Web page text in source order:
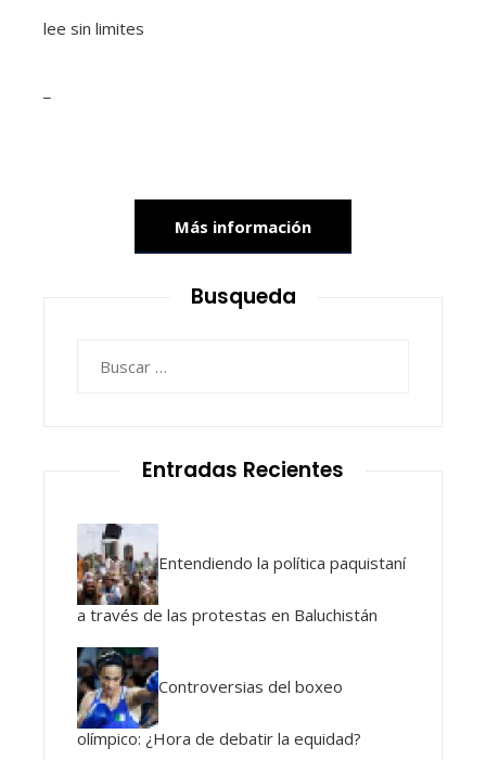
lee sin limites
Más información
Busqueda
Entradas Recientes
Entendiendo la política paquistaní
a través de las protestas en Baluchistán
Controversias del boxeo
olímpico: ¿Hora de debatir la equidad?